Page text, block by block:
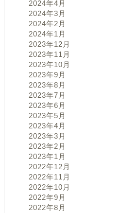
2024年4月
2024年3月
2024年2月
2024年1月
2023年12月
2023年11月
2023年10月
2023年9月
2023年8月
2023年7月
2023年6月
2023年5月
2023年4月
2023年3月
2023年2月
2023年1月
2022年12月
2022年11月
2022年10月
2022年9月
2022年8月